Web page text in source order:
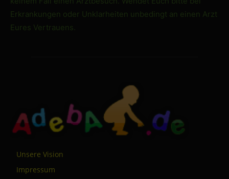
Erkrankungen oder Unklarheiten unbedingt an einen Arzt
Eures Vertrauens.
Unsere Vision
Impressum